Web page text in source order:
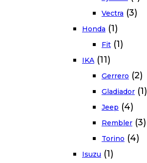
Vectra (3)
Honda (1)
Fit (1)
IKA (11)
Gerrero (2)
Gladiador (1)
Jeep (4)
Rembler (3)
Torino (4)
Isuzu (1)